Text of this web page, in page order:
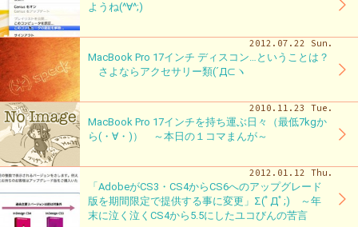
ようね(^∀^;)
2012.07.22 Sun.
MacBook Pro 17インチ ディスコン…ということは？
さよならアクセサリー類(´Д⊂ヽ
2010.11.23 Tue.
MacBook Pro 17インチを持ち運ぶ日々（最低7kgか
ら(・∀・)） ～本日の１コマまんが～
2012.01.12 Thu.
「AdobeがCS3・CS4からCS6へのアップグレード
版を期間限定で提供する事に変更」Σ(ﾟДﾟ;) ～年
末に泣く泣くCS4から5.5にしたユコびんの苦言